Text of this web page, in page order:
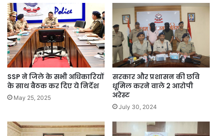
SSP ने जिले के सभी अधिकारियों
के साथ बैठक कर दिए ये निर्देश
May 25, 2025
सरकार और प्रशासन की छवि
धूमिल करने वाले 2 आरोपी
अरेस्ट
July 30, 2024